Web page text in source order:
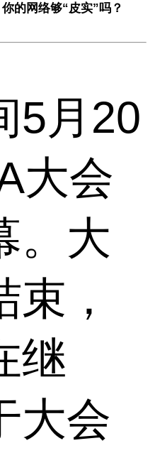
的网络够“皮实”吗？
5月20
大会
。大
，
继
大会